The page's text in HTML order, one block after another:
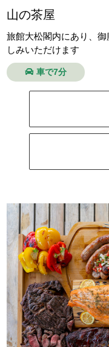
山の茶屋
旅館大松閣内にあり、
しみいただけます
車で7分